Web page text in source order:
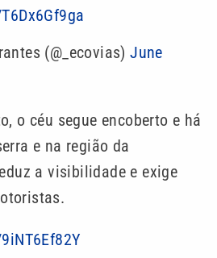
(@_ecovias)June
o céu segue encoberto e há
e na região da
a visibilidade e exige